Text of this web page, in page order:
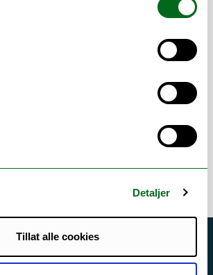
Detaljer
Tillat alle cookies
Annen